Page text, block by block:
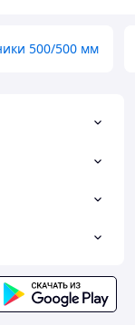
500/500 мм